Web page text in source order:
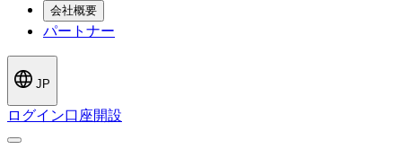
会社概要
パートナー
JP
ログイン口座開設